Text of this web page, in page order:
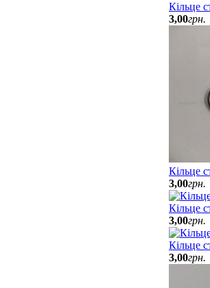
Кільце
3,00грн.
Кільце
3,00грн.
Кільце
3,00грн.
Кільце
3,00грн.